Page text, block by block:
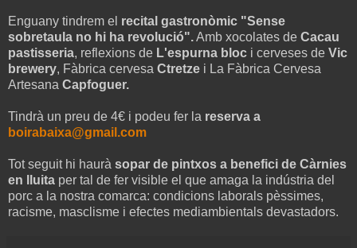
Enguany tindrem el recital gastronòmic "Sense
sobretaula no hi ha revolució".Amb xocolates de Cacau
pastisseria, reflexions de L'espurna bloc i cerveses de Vic
brewery, Fàbrica cervesa Ctretze i La Fàbrica Cervesa
Artesana Capfoguer.
Tindrà un preu de 4€ i podeu fer la reserva a
boirabaixa@gmail.com
Tot seguit hi haurà sopar de pintxos a benefici de Càrnies
en lluita per tal de fer visible el que amaga la indústria del
porc a la nostra comarca: condicions laborals pèssimes,
racisme, masclisme i efectes mediambientals devastadors.